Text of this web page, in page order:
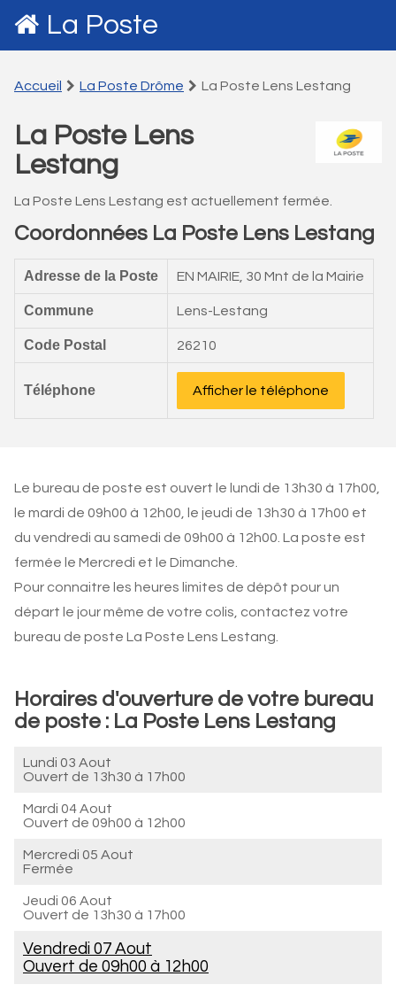
La Poste
Accueil La Poste Drôme La Poste Lens Lestang
La Poste Lens
Lestang
La Poste Lens Lestang est actuellement fermée.
Coordonnées La Poste Lens Lestang
Adresse de la Poste EN MAIRIE, 30 Mnt de la Mairie
Commune Lens-Lestang
Code Postal 26210
Téléphone Afficher le téléphone
Le bureau de poste est ouvert le lundi de 13h30 à 17h00,
le mardi de 09h00 à 12h00, le jeudi de 13h30 à 17h00 et
du vendredi au samedi de 09h00 à 12h00. La poste est
fermée le Mercredi et le Dimanche.
Pour connaitre les heures limites de dépôt pour un
départ le jour même de votre colis, contactez votre
bureau de poste La Poste Lens Lestang.
Horaires d'ouverture de votre bureau
de poste : La Poste Lens Lestang
Lundi 03 Aout
Ouvert de 13h30 à 17h00
Mardi 04 Aout
Ouvert de 09h00 à 12h00
Mercredi 05 Aout
Fermée
Jeudi 06 Aout
Ouvert de 13h30 à 17h00
Vendredi 07 Aout
Ouvert de 09h00 à 12h00